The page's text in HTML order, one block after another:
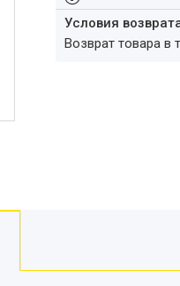
возврат товара в